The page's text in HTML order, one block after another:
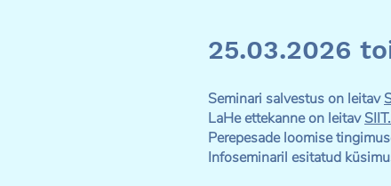
25.03.2026
Seminari salvestus on leitav
LaHe ettekanne on leitavSIIT.
​Perepesade loomise
Infoseminaril esitatud